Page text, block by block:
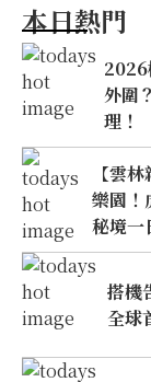
本日熱門
2026
外圍
理！
【雲
樂園！
秘境一
搭機
全球